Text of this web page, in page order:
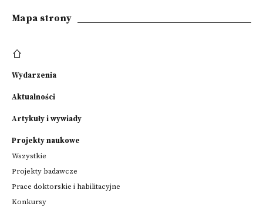
Mapa strony
Wydarzenia
Aktualności
Artykuły i wywiady
Projekty naukowe
Wszystkie
Projekty badawcze
Prace doktorskie i habilitacyjne
Konkursy